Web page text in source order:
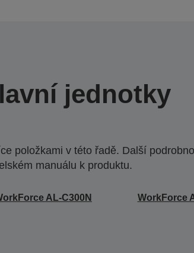
jednotky
položkami v této řadě. Další
manuálu k produktu.
AL-C300N WorkForce